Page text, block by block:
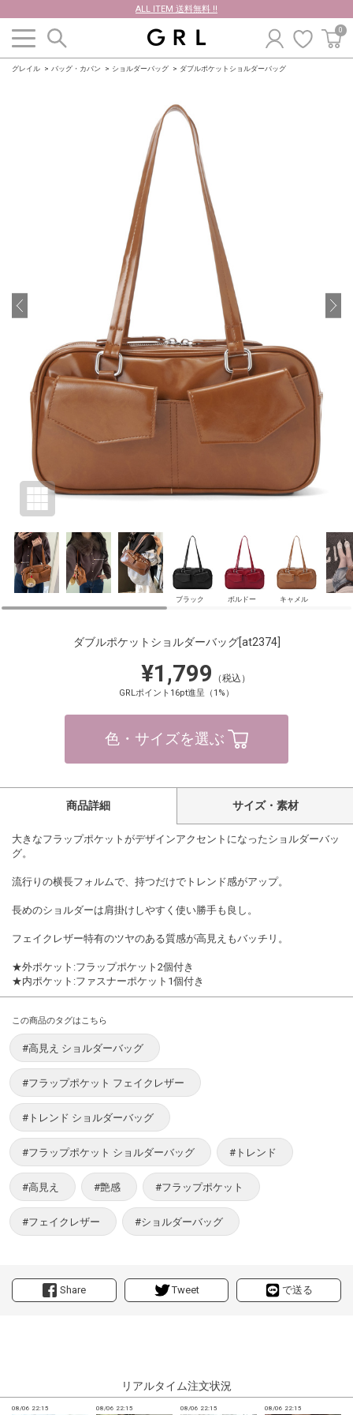
ALL ITEM 送料無料 !!
0
グレイル バッグ・カバン ショルダーバッグ ダブルポケットショルダーバッグ
ブラック ボルドー キャメル
ダブルポケットショルダーバッグ[at2374]
¥1,799 （税込）
GRLポイント16pt進呈（1%）
色・サイズを選ぶ
Share Tweet で送る
商品詳細 サイズ・素材
大きなフラップポケットがデザインアクセントになったショルダーバッ
グ。
流行りの横長フォルムで、持つだけでトレンド感がアップ。
長めのショルダーは肩掛けしやすく使い勝手も良し。
フェイクレザー特有のツヤのある質感が高見えもバッチリ。
★外ポケット:フラップポケット2個付き
★内ポケット:ファスナーポケット1個付き
この商品のタグはこちら
#高見え ショルダーバッグ
#フラップポケット フェイクレザー
#トレンド ショルダーバッグ
#フラップポケット ショルダーバッグ #トレンド
#高見え #艶感 #フラップポケット
#フェイクレザー #ショルダーバッグ
リアルタイム注文状況
08/06 22:15 08/06 22:15 08/06 22:15 08/06 22:15